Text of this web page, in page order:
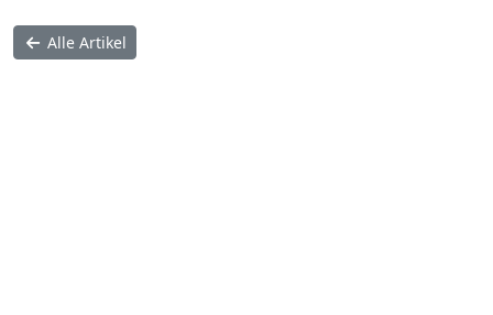
Alle Artikel